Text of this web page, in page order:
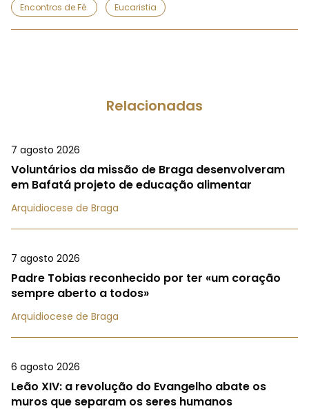
Encontros de Fé Eucaristia
Relacionadas
7 agosto 2026
Voluntários da missão de Braga desenvolveram
em Bafatá projeto de educação alimentar
Arquidiocese de Braga
7 agosto 2026
Padre Tobias reconhecido por ter «um coração
sempre aberto a todos»
Arquidiocese de Braga
6 agosto 2026
Leão XIV: a revolução do Evangelho abate os
muros que separam os seres humanos